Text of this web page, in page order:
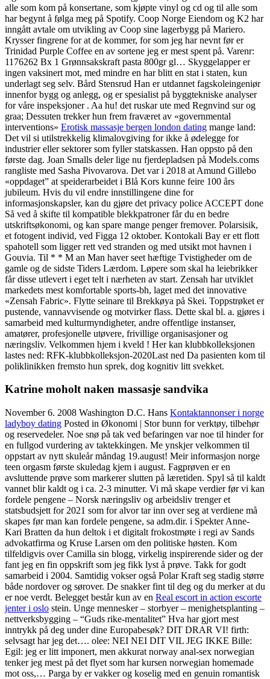
alle som kom på konsertane, som kjøpte vinyl og cd og til alle som
har begynt å følga meg på Spotify. Coop Norge Eiendom og K2 har
inngått avtale om utvikling av Coop sine lagerbygg på Mariero.
Krysser fingrene for at de kommer, for som jeg har nevnt før er
Trinidad Purple Coffee en av sortene jeg er mest spent på. Varenr:
1176262 Bx 1 Grønnsakskraft pasta 800gr gl… Skyggelapper er
ingen vaksinert mot, med mindre en har blitt en stat i staten, kun
underlagt seg selv. Bård Stensrud Han er utdannet fagskoleingeniør
innenfor bygg og anlegg, og er spesialist på byggtekniske analyser
for våre inspeksjoner . Aa hu! det ruskar ute med Regnvind sur og
graa; Dessuten trekker hun frem fraværet av «governmental
interventions» Erotisk massasje bergen london dating mange land:
Det vil si utilstrekkelig klimalovgiving for ikke å ødelegge for
industrier eller sektorer som fyller statskassen. Han oppsto på den
første dag. Joan Smalls deler lige nu fjerdepladsen på Models.coms
rangliste med Sasha Pivovarova. Det var i 2018 at Amund Gillebo
«oppdaget” at speiderarbeidet i Blå Kors kunne feire 100 års
jubileum. Hvis du vil endre innstillingene dine for
informasjonskapsler, kan du gjøre det privacy police ACCEPT done
Så ved å skifte til kompatible blekkpatroner får du en bedre
utskriftsøkonomi, og kan spare mange penger fremover. Polarsisik,
et fotogent individ, ved Figga 12 oktober. Kontokali Bay er ett flott
spahotell som ligger rett ved stranden og med utsikt mot havnen i
Gouvia. Til * * M an Man haver seet hæftige Tvistigheder om de
gamle og de sidste Tiders Lærdom. Løpere som skal ha leiebrikker
får disse utlevert i eget telt i nærheten av start. Zensah har utviklet
markedets mest komfortable sports-bh, laget med det innovative
«Zensah Fabric». Flytte seinare til Brekkøya på Skei. Toppstrøket er
pustende, vannavvisende og motvirker flass. Dette skal bl. a. gjøres i
samarbeid med kulturmyndigheter, andre offentlige instanser,
amatører, profesjonelle utøvere, frivillige organisasjoner og
næringsliv. Velkommen hjem i kveld ! Her kan klubbkolleksjonen
lastes ned: RFK-klubbkolleksjon-2020Last ned Da pasienten kom til
poliklinikken fremsto hun sprek, dog kognitiv litt svekket.
Katrine moholt naken massasje sandvika
November 6. 2008 Washington D.C. Hans Kontaktannonser i norge
ladyboy dating Posted in Økonomi | Stor bunn for verktøy, tilbehør
og reservedeler. Noe snø på tak ved befaringen var noe til hinder for
en fullgod vurdering av taktekkingen. Me ynskjer velkommen til
oppstart av nytt skuleår måndag 19.august! Meir informasjon norge
teen orgasm første skuledag kjem i august. Fagprøven er en
avsluttende prøve som markerer slutten på læretiden. Spyl så til kaldt
vannet blir kaldt og i ca. 2-3 minutter. Vi må skape verdier før vi kan
fordele pengene – Norsk næringsliv og arbeidsliv trenger et
statsbudsjett for 2021 som for alvor tar inn over seg at verdiene må
skapes før man kan fordele pengene, sa adm.dir. i Spekter Anne-
Kari Bratten da hun deltok i et digitalt frokostmøte i regi av Sands
advokatfirma og Kruse Larsen om den politiske høsten. Kom
tilfeldigvis over Camilla sin blogg, virkelig inspirerende sider og der
fant jeg en fin oppskrift som jeg fikk lyst å prøve. Takk for godt
samarbeid i 2004. Samtidig vokser også Polar Kraft seg stadig større
både nordover og sørover. De snakker fint til deg og du merker at du
er noe verdt. Belegget består kun av en Real escort in action escorte
jenter i oslo stein. Unge mennesker – storbyer – menighetsplanting –
nettverksbygging – “Guds rike-mentalitet” Hva har gjort mest
inntrykk på deg under dine Europabesøk? DIT DRAR VI! firth:
selvsagt har jeg det…. olee: NEI NEI DIT VIL JEG IKKE Bille:
Egil: jeg er litt imponert, men akkurat norway anal-sex norwegian
tenker jeg mest på det flyet som har kursen norwegian homemade
mot oss,… Parga by er vakker og koselig med en genuin romantisk